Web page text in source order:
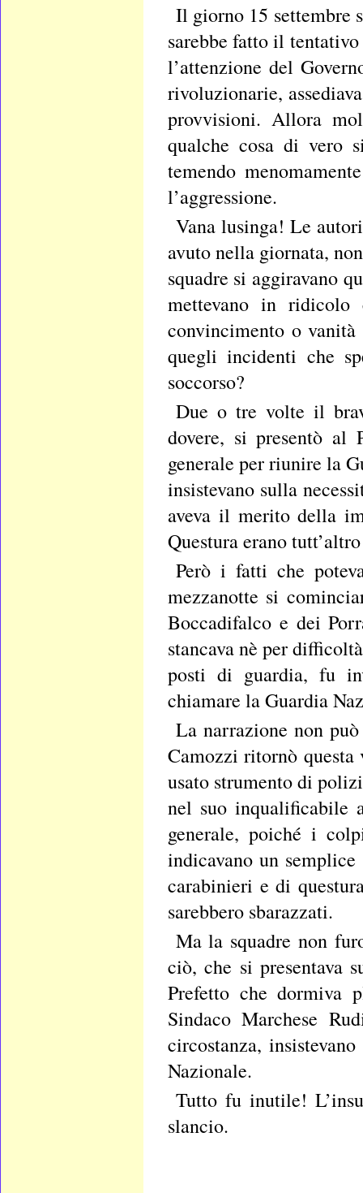
Il giorno 15 settembre
sarebbe fatto il
l’attenzione del
rivoluzionarie,
provvisioni. Allora
qualche cosa di vero
temendo
l’aggressione.
Vana lusinga! Le
avuto nella giornata,
squadre si aggiravano
mettevano in ridicolo
convincimento o
quegli incidenti che
soccorso?
Due o tre volte il
dovere, si presentò al
generale per riunire la
insistevano sulla
aveva il merito della
Questura erano
Però i fatti che
mezzanotte si
Boccadifalco e dei
stancava nè per
posti di guardia, fu
chiamare la Guardia
La narrazione non
Camozzi ritornò
usato strumento di
nel suo inqualificabile
generale, poiché i
indicavano un
carabinieri e di
sarebbero sbarazzati.
Ma la squadre non
ciò, che si presentava
Prefetto che dormiva
Sindaco Marchese
circostanza,
Nazionale.
Tutto fu inutile!
slancio.